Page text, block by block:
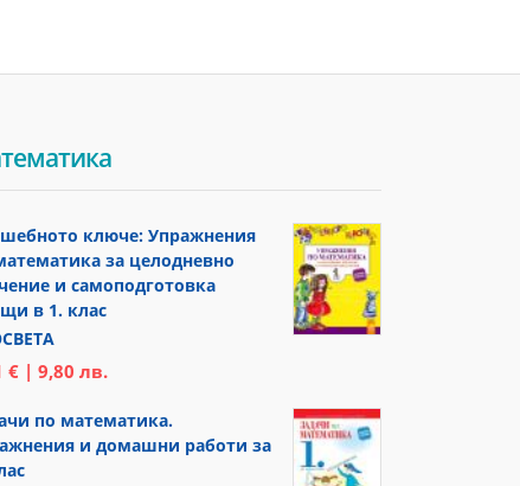
ключе: Упражнения
за целодневно
и самоподготовка
в 1. клас
€ | 9,80 лв.
по математика.
и домашни работи за